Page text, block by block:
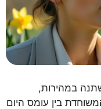
במהירות,
בין עומס היום